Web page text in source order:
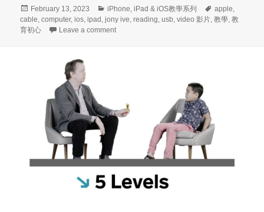
Posted
on
February 13, 2023 Categories
iPhone, iPad & iOS教學系列 Tags
apple,
cable,computer,ios,ipad ,jony ive,reading,usb,video 影片,教學,教
育初心
Leave a commenton iPhone/iPad iOS教學系列(17) – 前 Apple